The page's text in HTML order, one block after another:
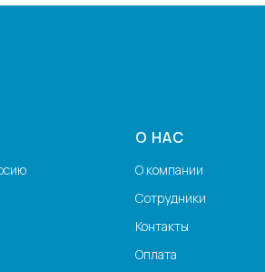
О НАС
О компании
Сотрудники
Контакты
Оплата